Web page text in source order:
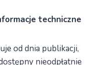
techniczne
od dnia publikacji,
nieodpłatnie